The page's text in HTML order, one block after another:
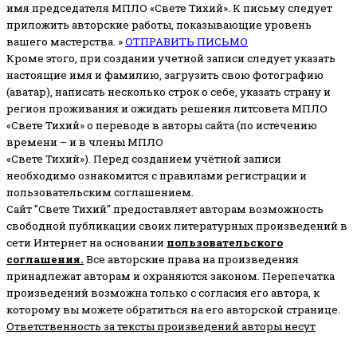
имя председателя МПЛО «Свете Тихий». К письму следует
приложить авторские работы, показывающие уровень
вашего мастерства. »ОТПРАВИТЬ ПИСЬМО
Кроме этого, при создании учетной записи следует указать
настоящие имя и фамилию, загрузить свою фотографию
(аватар), написать несколько строк о себе, указать страну и
регион проживания и ожидать решения литсовета МПЛО
«Свете Тихий» о переводе в авторы сайта (по истечению
времени – и в члены МПЛО
«Свете Тихий»). Перед созданием учётной записи
необходимо ознакомится с правилами регистрации и
пользовательским соглашением.
Сайт "Свете Тихий" предоставляет авторам возможность
свободной публикации своих литературных произведений в
сети Интернет на основании пользовательского
соглашения. Все авторские права на произведения
принадлежат авторам и охраняются законом. Перепечатка
произведений возможна только с согласия его автора, к
которому вы можете обратиться на его авторской странице.
Ответственность за тексты произведений авторы несут